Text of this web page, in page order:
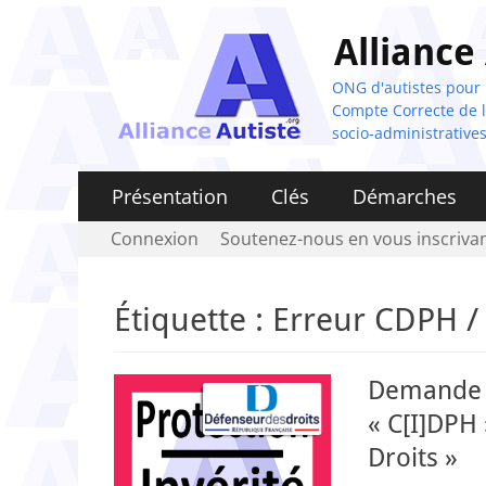
ONG d'autistes
Compte Correcte
socio-
Menu
principal
Aller
contenu
Présentation Clés Démarches
Menu
Aller
Connexion Soutenez-nous en vous
Étiquette : Erreur CDPH /
«
Droits »